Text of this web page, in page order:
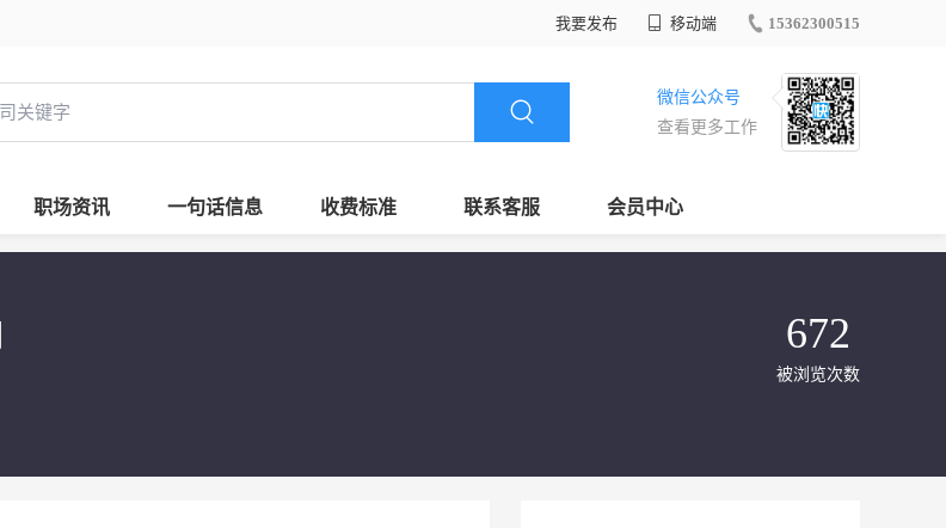
我要发布 移动端 15362300515
微信公众号
查看更多工作
职场资讯 一句话信息 收费标准 联系客服 会员中心
672
被浏览次数